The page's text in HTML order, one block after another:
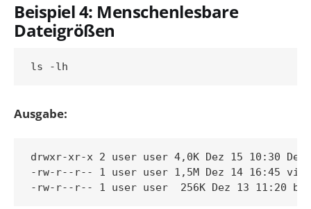
Beispiel 4: Menschenlesbare
Dateigrößen
Ausgabe:
drwxr-xr-x 2 user user 4,0K Dez 15 10:30
-rw-r--r-- 1 user user 1,5M Dez 14 16:45